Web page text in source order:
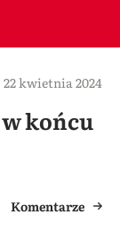
22 kwietnia 2024
końcu
Komentarze